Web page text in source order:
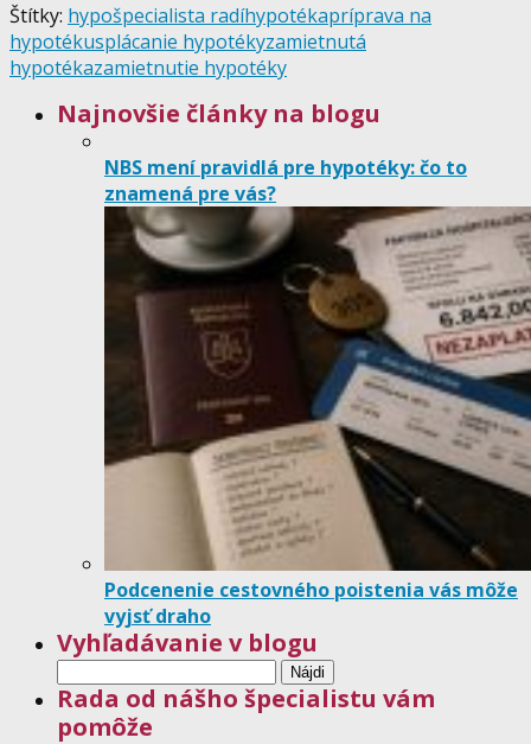
Štítky: hypošpecialista radíhypotékapríprava na
hypotékusplácanie hypotékyzamietnutá
hypotékazamietnutie hypotéky
Najnovšie články na blogu
NBS mení pravidlá pre hypotéky: čo to
znamená pre vás?
Podcenenie cestovného poistenia vás môže
vyjsť draho
Vyhľadávanie v blogu
Hľadať:
Rada od nášho špecialistu vám
pomôže